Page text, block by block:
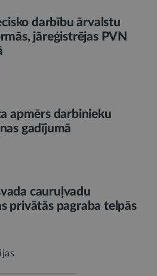
darbību ārvalstu
jāreģistrējas PVN
apmērs darbinieku
gadījumā
cauruļvadu
privātās pagraba telpās